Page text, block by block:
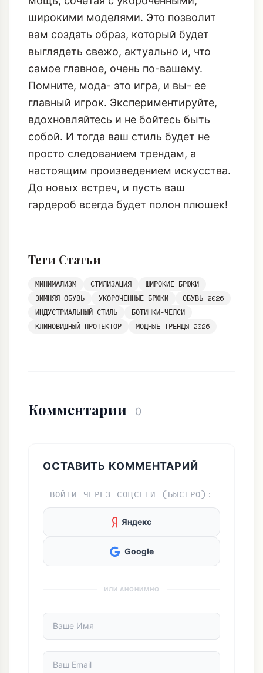
широкими моделями. Это позволит
вам создать образ, который будет
выглядеть свежо, актуально и, что
самое главное, очень по-вашему.
Помните, мода- это игра, и вы- ее
главный игрок. Экспериментируйте,
вдохновляйтесь и не бойтесь быть
собой. И тогда ваш стиль будет не
просто следованием трендам, а
настоящим произведением искусства.
До новых встреч, и пусть ваш
гардероб всегда будет полон плюшек!
Теги Статьи
МИНИМАЛИЗМ СТИЛИЗАЦИЯ
ШИРОКИЕ БРЮКИ
ЗИМНЯЯ ОБУВЬ
УКОРОЧЕННЫЕ БРЮКИ
ОБУВЬ 2026
ИНДУСТРИАЛЬНЫЙ СТИЛЬ
БОТИНКИ-ЧЕЛСИ
КЛИНОВИДНЫЙ ПРОТЕКТОР
МОДНЫЕ ТРЕНДЫ 2026
Комментарии 0
ОСТАВИТЬ КОММЕНТАРИЙ
ВОЙТИ ЧЕРЕЗ СОЦСЕТИ (БЫСТРО):
Яндекс
Google
ИЛИ АНОНИМНО